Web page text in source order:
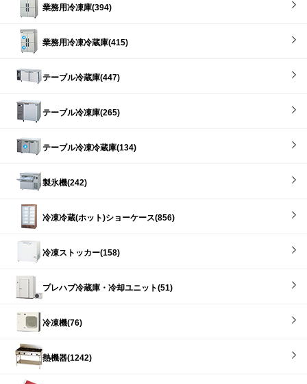
業務用冷凍庫(394)
業務用冷凍冷蔵庫(415)
テーブル冷蔵庫(447)
テーブル冷凍庫(265)
テーブル冷凍冷蔵庫(134)
製氷機(242)
冷凍冷蔵(ホット)ショーケース(856)
冷凍ストッカー(158)
プレハブ冷蔵庫・冷却ユニット(51)
冷凍機(76)
熱機器(1242)